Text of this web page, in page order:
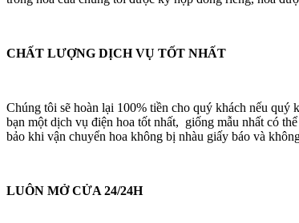
CHẤT LƯỢNG DỊCH VỤ TỐT NHẤT
Chúng tôi sẽ hoàn lại 100% tiền cho quý khách nếu
bạn một dịch vụ điện hoa tốt nhất, giống mẫu nhất có
bảo khi vận chuyển hoa không bị nhàu giấy báo và
LUÔN MỞ CỬA 24/24H